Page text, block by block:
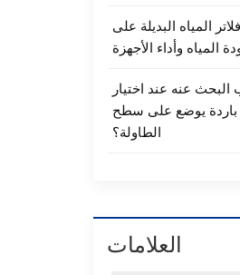
المياه البديلة على
المياه وأداء الأجهزة
عنه عند اختيار
باردة يوضع على سطح
الطاولة؟
العلامات